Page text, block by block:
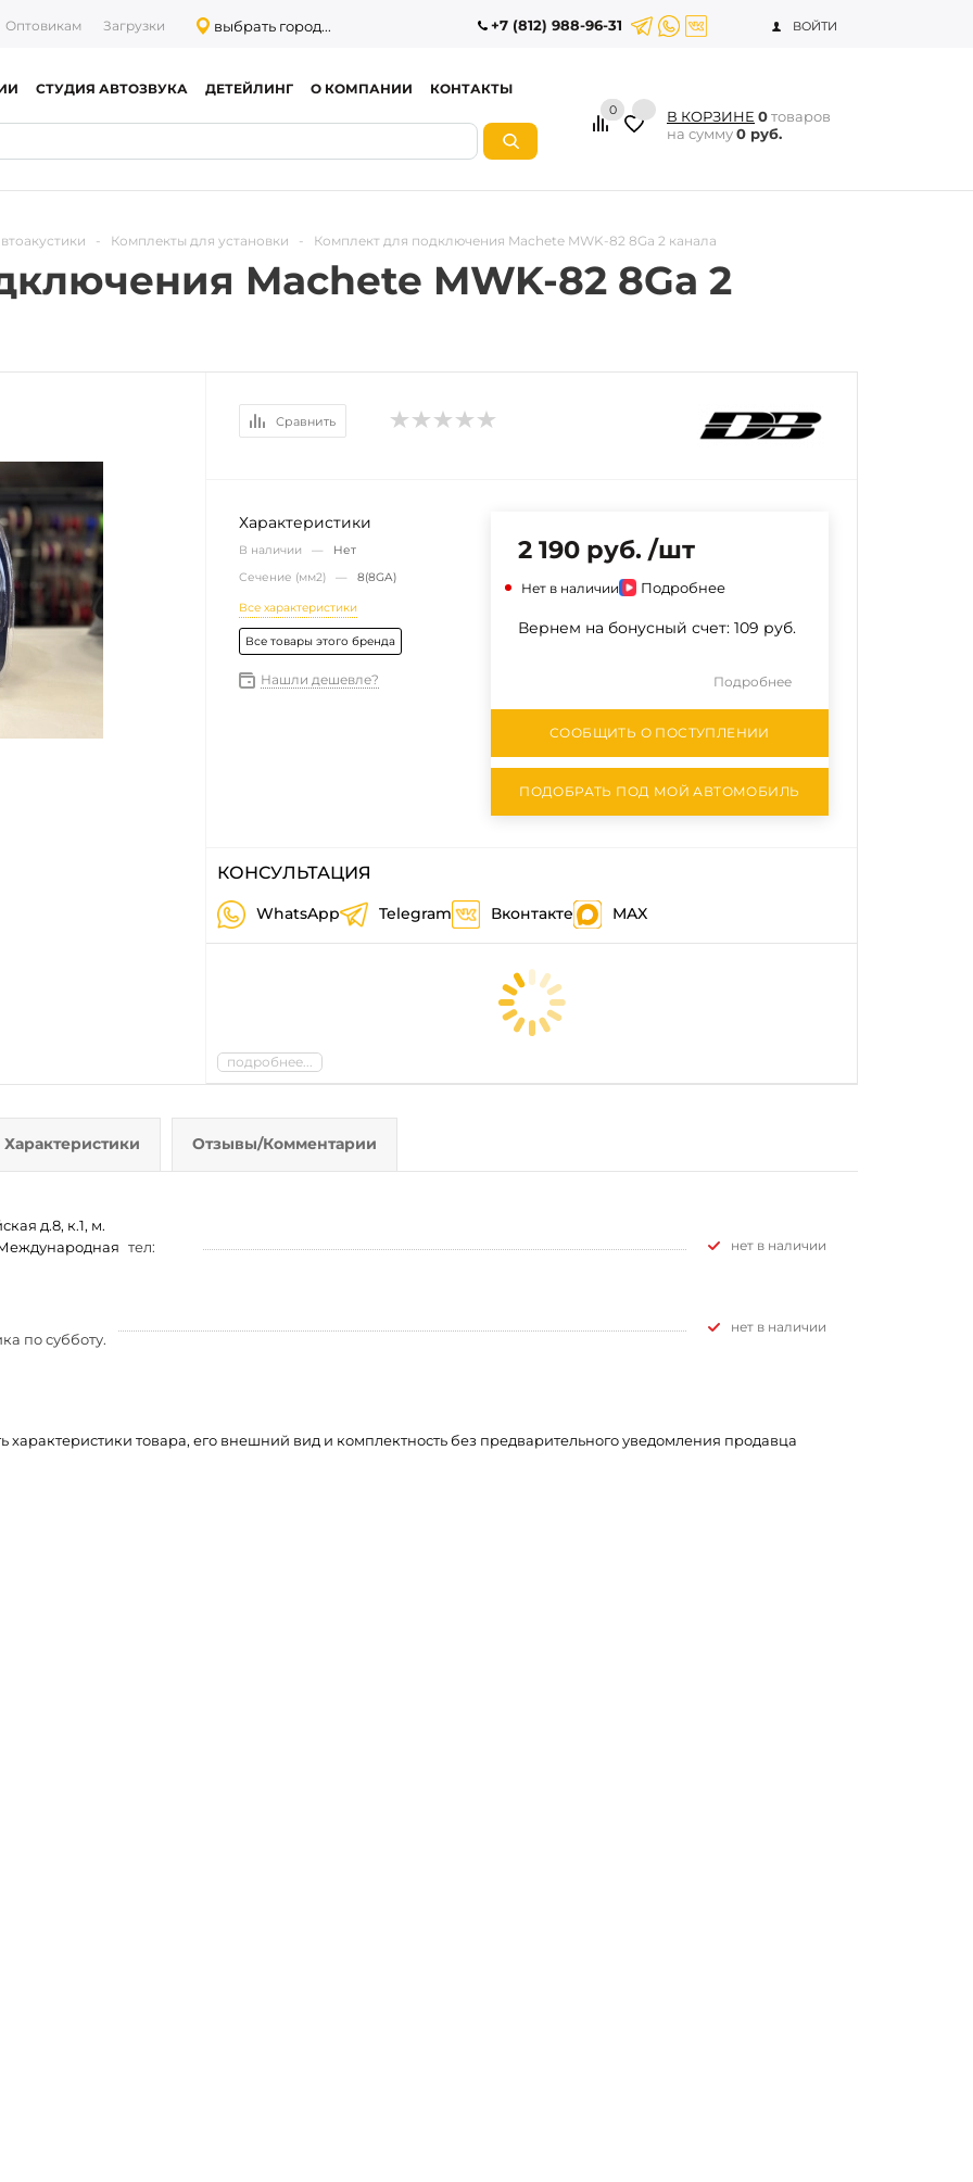
Оптовикам Загрузки выбрать город... +7 (812) 988-96-31 ВОЙТИ
СТУДИЯ АВТОЗВУКА ДЕТЕЙЛИНГ О КОМПАНИИ КОНТАКТЫ
0 В КОРЗИНЕ 0товаров
на сумму0 руб.
- Комплекты для установки - Комплект для подключения Machete MWK-82 8Ga 2 канала
Machete MWK-82 8Ga 2
Сравнить
Характеристики
В наличии — Нет
Сечение (мм2) —8(8GA)
Все характеристики
Все товары этого бренда
Нашли дешевле?
2 190 руб. /шт
Нет в наличии Подробнее
Вернем на бонусный счет: 109 руб.
Подробнее
СООБЩИТЬ О ПОСТУПЛЕНИИ
ПОДОБРАТЬ ПОД МОЙ АВТОМОБИЛЬ
КОНСУЛЬТАЦИЯ
WhatsApp Telegram Вконтакте MAX
подробнее...
Характеристики Отзывы/Комментарии
д.8, к.1, м.
тел:
Нет в наличии
по субботу.
Нет в наличии
характеристики товара, его внешний вид и комплектность без предварительного уведомления продавца